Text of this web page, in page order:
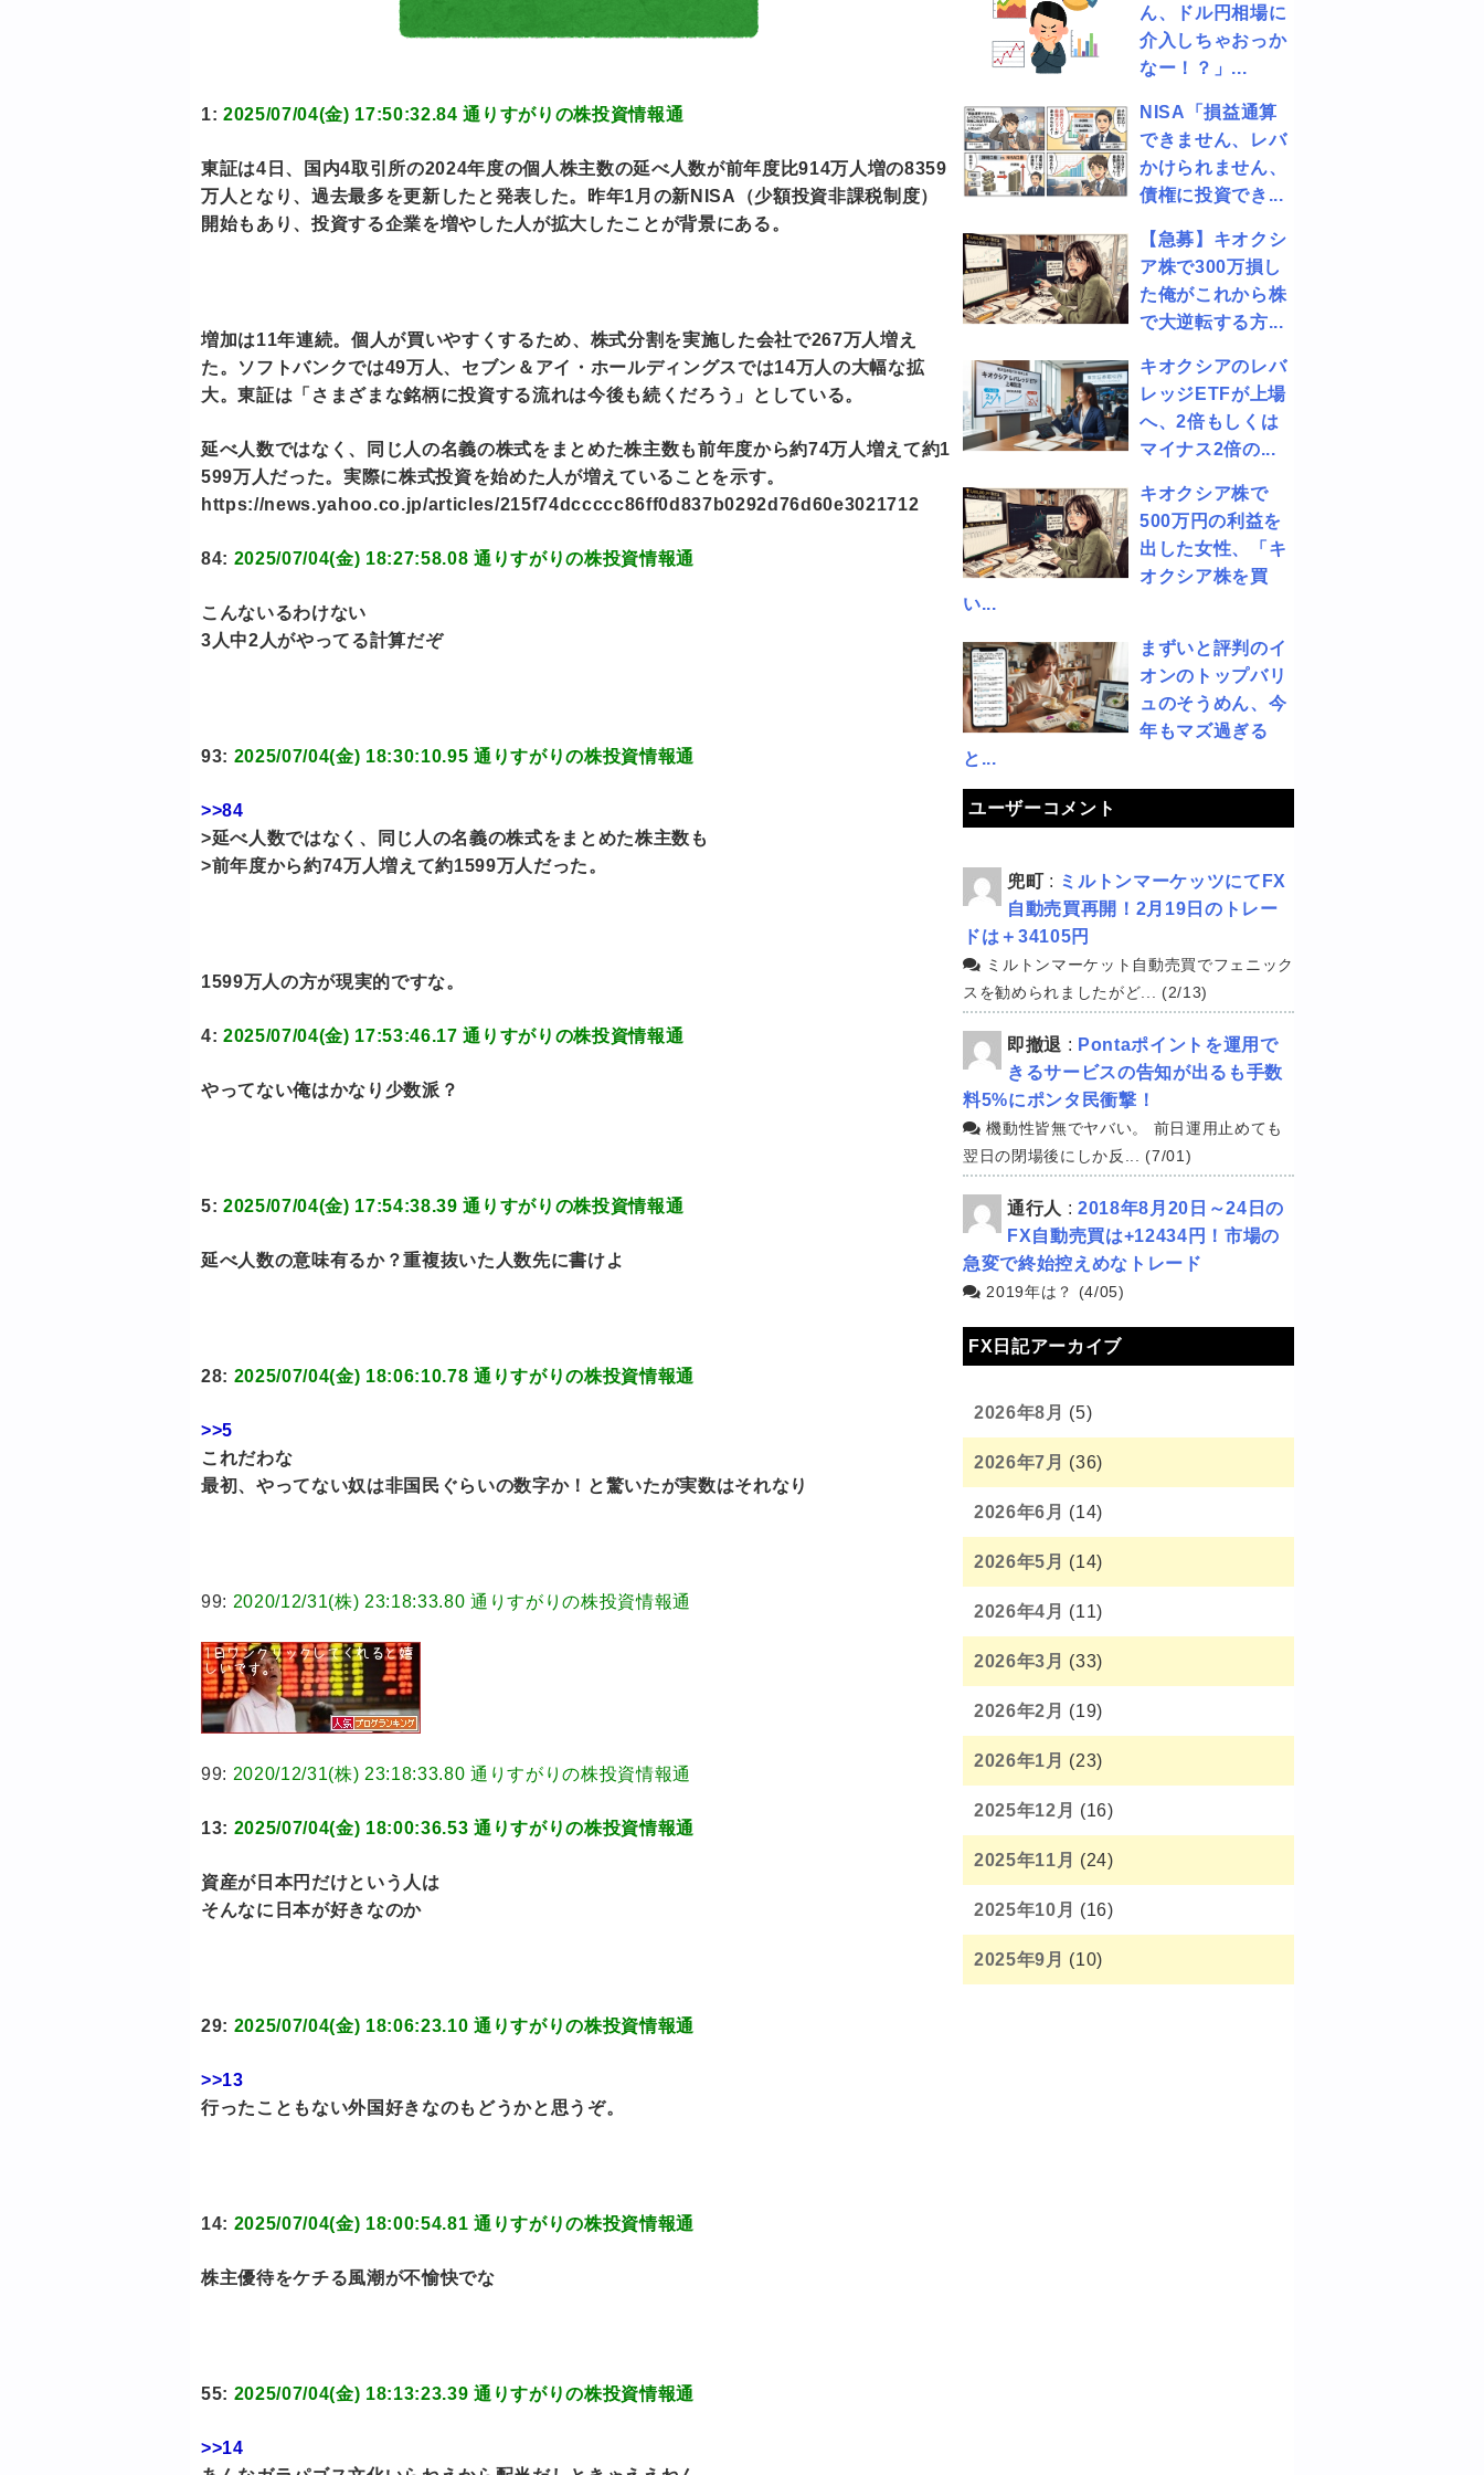
1: 2025/07/04(金) 17:50:32.84 通りすがりの株投資情報通
東証は4日、国内4取引所の2024年度の個人株主数の延べ人数が前年度比914万人増の8359
万人となり、過去最多を更新したと発表した。昨年1月の新NISA（少額投資非課税制度）
開始もあり、投資する企業を増やした人が拡大したことが背景にある。
増加は11年連続。個人が買いやすくするため、株式分割を実施した会社で267万人増え
た。ソフトバンクでは49万人、セブン＆アイ・ホールディングスでは14万人の大幅な拡
大。東証は「さまざまな銘柄に投資する流れは今後も続くだろう」としている。
延べ人数ではなく、同じ人の名義の株式をまとめた株主数も前年度から約74万人増えて約1
599万人だった。実際に株式投資を始めた人が増えていることを示す。
https://news.yahoo.co.jp/articles/215f74dccccc86ff0d837b0292d76d60e3021712
84: 2025/07/04(金) 18:27:58.08 通りすがりの株投資情報通
こんないるわけない
3人中2人がやってる計算だぞ
93: 2025/07/04(金) 18:30:10.95 通りすがりの株投資情報通
>>84
>延べ人数ではなく、同じ人の名義の株式をまとめた株主数も
>前年度から約74万人増えて約1599万人だった。
1599万人の方が現実的ですな。
4: 2025/07/04(金) 17:53:46.17 通りすがりの株投資情報通
やってない俺はかなり少数派？
5: 2025/07/04(金) 17:54:38.39 通りすがりの株投資情報通
延べ人数の意味有るか？重複抜いた人数先に書けよ
28: 2025/07/04(金) 18:06:10.78 通りすがりの株投資情報通
>>5
これだわな
最初、やってない奴は非国民ぐらいの数字か！と驚いたが実数はそれなり
99: 2020/12/31(株) 23:18:33.80 通りすがりの株投資情報通
99: 2020/12/31(株) 23:18:33.80 通りすがりの株投資情報通
13: 2025/07/04(金) 18:00:36.53 通りすがりの株投資情報通
資産が日本円だけという人は
そんなに日本が好きなのか
29: 2025/07/04(金) 18:06:23.10 通りすがりの株投資情報通
>>13
行ったこともない外国好きなのもどうかと思うぞ。
14: 2025/07/04(金) 18:00:54.81 通りすがりの株投資情報通
株主優待をケチる風潮が不愉快でな
55: 2025/07/04(金) 18:13:23.39 通りすがりの株投資情報通
>>14
ん、ドル円相場に
介入しちゃおっか
なー！？」...
NISA「損益通算
できません、レバ
かけられません、
債権に投資でき...
【急募】キオクシ
ア株で300万損し
た俺がこれから株
で大逆転する方...
キオクシアのレバ
レッジETFが上場
へ、2倍もしくは
マイナス2倍の...
キオクシア株で
500万円の利益を
出した女性、「キ
オクシア株を買
い...
まずいと評判のイ
オンのトップバリ
ュのそうめん、今
年もマズ過ぎる
と...
ユーザーコメント
兜町 : ミルトンマーケッツにてFX
自動売買再開！2月19日のトレー
ドは＋34105円
ミルトンマーケット自動売買でフェニック
スを勧められましたがど... (2/13)
即撤退 : Pontaポイントを運用で
きるサービスの告知が出るも手数
料5%にポンタ民衝撃！
機動性皆無でヤバい。 前日運用止めても
翌日の閉場後にしか反... (7/01)
通行人 : 2018年8月20日～24日の
FX自動売買は+12434円！市場の
急変で終始控えめなトレード
2019年は？ (4/05)
FX日記アーカイブ
2026年8月 (5)
2026年7月 (36)
2026年6月 (14)
2026年5月 (14)
2026年4月 (11)
2026年3月 (33)
2026年2月 (19)
2026年1月 (23)
2025年12月 (16)
2025年11月 (24)
2025年10月 (16)
2025年9月 (10)